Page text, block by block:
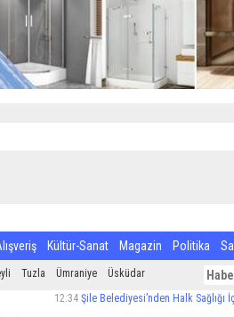
Kültür-Sanat Magazin Politika
Tuzla Ümraniye
Üsküdar
Şile Belediyesi’nden Halk Sağlığı İçin Sıkı